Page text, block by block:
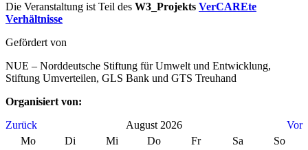
Die Veranstaltung ist Teil des W3_Projekts VerCAREte
Verhältnisse
Gefördert von
NUE – Norddeutsche Stiftung für Umwelt und Entwicklung,
Stiftung Umverteilen, GLS Bank und GTS Treuhand
Organisiert von:
Zurück
August 2026
Vor
Mo
Di Mi Do Fr Sa
So